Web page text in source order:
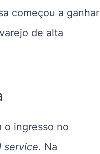
começou a ganhar
de alta
o ingresso no
service. Na